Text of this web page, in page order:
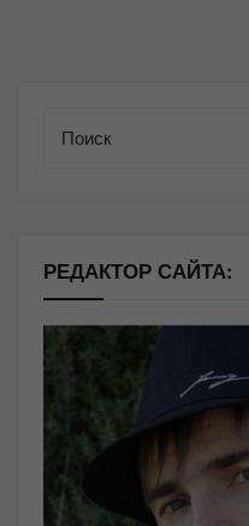
РЕДАКТОР САЙТА: